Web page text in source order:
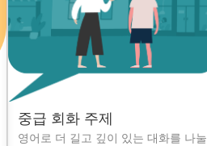
중급 회화 주제
영어로 더 길고 깊이 있는 대화를 나눌